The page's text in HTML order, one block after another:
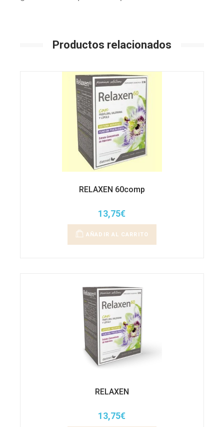
Productos relacionados
RELAXEN 60comp
13,75€
AÑADIR AL CARRITO
RELAXEN
13,75€